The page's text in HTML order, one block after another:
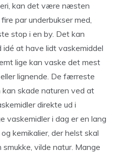
kan det være næsten
par underbukser med,
stop i en by. Det kan
at have lidt vaskemiddel
lige kan vaske det mest
lignende. De færreste
skade naturen ved at
direkte ud i
vaskemidler i dag er en lang
kemikalier, der helst skal
vilde natur. Mange